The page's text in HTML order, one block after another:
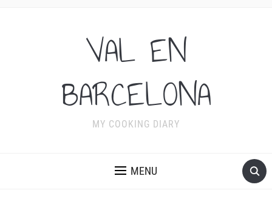
VAL EN
BARCELONA
MY COOKING DIARY
MENU